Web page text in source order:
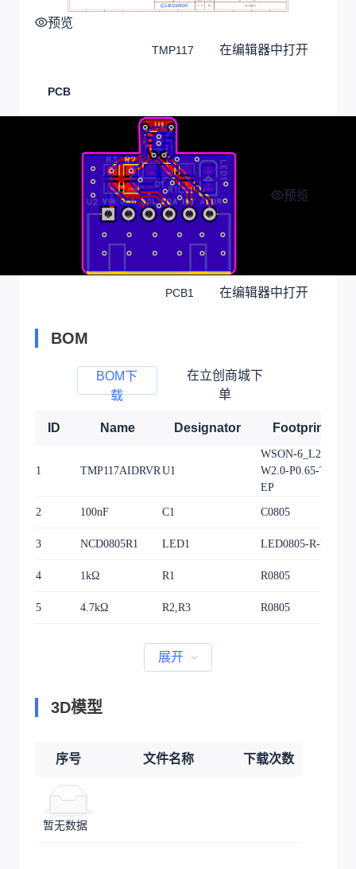
预览
TMP117 在编辑器中打开
PCB
预览
PCB1 在编辑器中打开
BOM
BOM下
载
在立创商城下
单
ID Name Designator Footprint
1 TMP117AIDRVRU1
WSON-6_L2.0-
W2.0-P0.65-TL-
EP
2 100nF C1 C0805
3 NCD0805R1 LED1 LED0805-R-RD
4 1kΩ R1 R0805
5 4.7kΩ R2,R3 R0805
展开
3D模型
序号 文件名称 下载次数
暂无数据